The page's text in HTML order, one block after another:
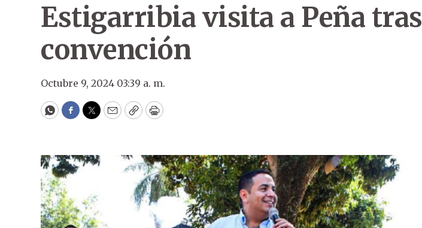
Estigarribia visita a Peña tras
convención
Octubre 9, 2024 03:39 a. m.
WhatsApp
Facebook
Twitter
EmailCopyPrint